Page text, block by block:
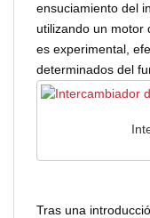
ensuciamiento del
utilizando un motor
es experimental,
determinados del
Tras una